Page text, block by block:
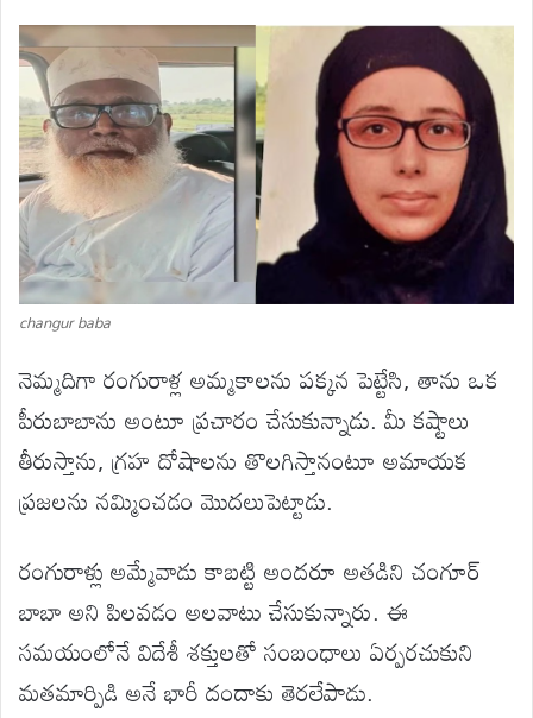
changur baba
నెమ్మదిగా రంగురాళ్ల అమ్మకాలను పక్కన పెట్టేసి, తాను ఒక
పీరుబాబాను అంటూ ప్రచారం చేసుకున్నాడు. మీ కష్టాలు
తీరుస్తాను, గ్రహ దోషాలను తొలగిస్తానంటూ అమాయక
ప్రజలను నమ్మించడం మొదలుపెట్టాడు.
రంగురాళ్లు అమ్మేవాడు కాబట్టి అందరూ అతడిని చంగూర్
బాబా అని పిలవడం అలవాటు చేసుకున్నారు. ఈ
సమయంలోనే విదేశీ శక్తులతో సంబంధాలు ఏర్పరచుకుని
మతమార్పిడి అనే భారీ దందాకు తెరలేపాడు.